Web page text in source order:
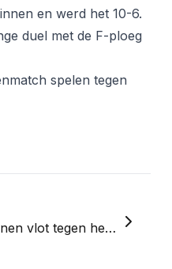
en werd het 10-6.
duel met de F-ploeg
spelen tegen
Week 5: Heren D winnen vlot tegen hekkensluiter Dilsen